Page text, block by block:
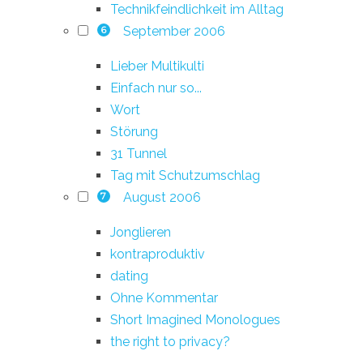
Technikfeindlichkeit im Alltag
6 September 2006
Lieber Multikulti
Einfach nur so...
Wort
Störung
31 Tunnel
Tag mit Schutzumschlag
7 August 2006
Jonglieren
kontraproduktiv
dating
Ohne Kommentar
Short Imagined Monologues
the right to privacy?